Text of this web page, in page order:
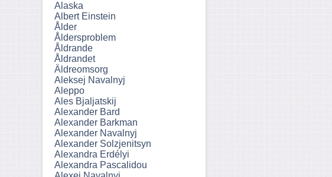
Alaska
Albert Einstein
Ålder
Åldersproblem
Åldrande
Åldrandet
Äldreomsorg
Aleksej Navalnyj
Aleppo
Ales Bjaljatskij
Alexander Bard
Alexander Barkman
Alexander Navalnyj
Alexander Solzjenitsyn
Alexandra Erdélyi
Alexandra Pascalidou